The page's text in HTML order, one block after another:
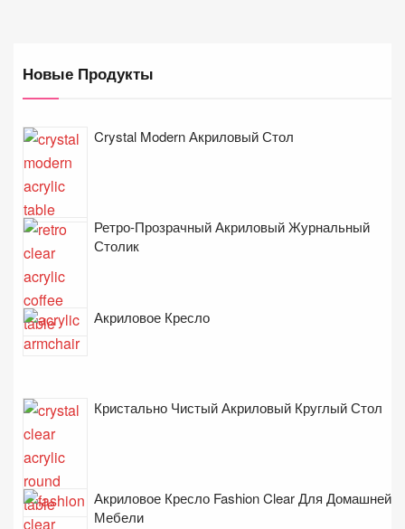
Новые Продукты
Crystal Modern Акриловый Стол
Ретро-Прозрачный Акриловый Журнальный
Столик
Акриловое Кресло
Кристально Чистый Акриловый Круглый Стол
Акриловое Кресло Fashion Clear Для Домашней
Мебели